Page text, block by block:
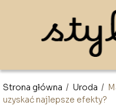
Strona główna / Uroda /
uzyskać najlepsze efekty?